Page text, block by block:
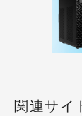
関連サイ